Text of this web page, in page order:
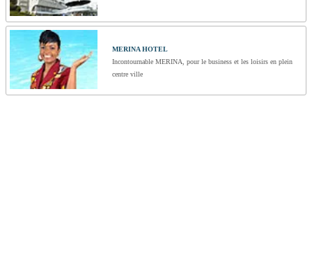
MERINA HOTEL
Incontournable MERINA, pour le business et les loisirs en plein
centre ville